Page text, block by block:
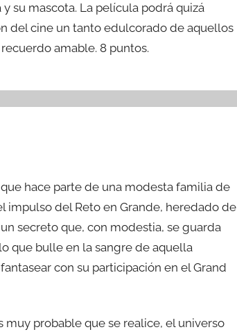
su mascota. La película podrá quizá
del cine un tanto edulcorado de aquellos
amable. 8 puntos.
hace parte de una modesta familia de
impulso del Reto en Grande, heredado de
secreto que, con modestia, se guarda
que bulle en la sangre de aquella
con su participación en el Grand
probable que se realice, el universo